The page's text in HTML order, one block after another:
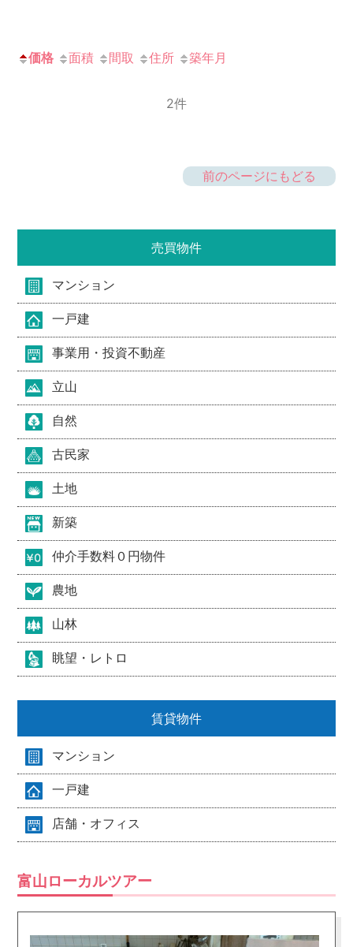
価格 面積 間取 住所 築年月
2件
前のページにもどる
売買物件
マンション
一戸建
事業用・投資不動産
立山
自然
古民家
土地
新築
仲介手数料０円物件
農地
山林
眺望・レトロ
賃貸物件
マンション
一戸建
店舗・オフィス
富山ローカルツアー